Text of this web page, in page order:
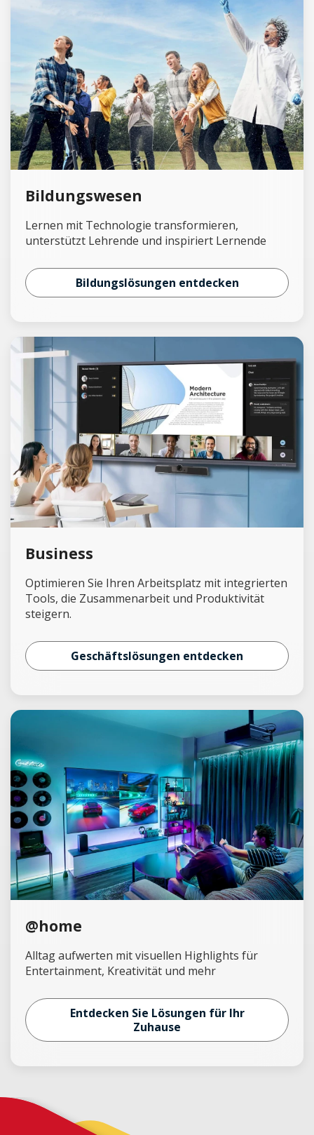
Bildungswesen
Lernen mit Technologie transformieren,
unterstützt Lehrende und inspiriert Lernende
Bildungslösungen entdecken
Business
Optimieren Sie Ihren Arbeitsplatz mit integrierten
Tools, die Zusammenarbeit und Produktivität
steigern.
Geschäftslösungen entdecken
@home
Alltag aufwerten mit visuellen Highlights für
Entertainment, Kreativität und mehr
Entdecken Sie Lösungen für Ihr
Zuhause